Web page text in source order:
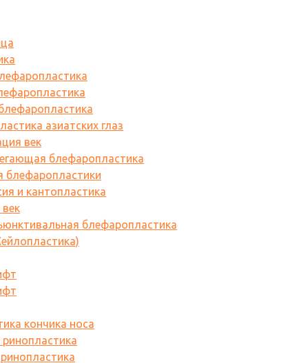
азиатских глаз
век
блефаропластика
блефаропластики
и кантопластика
век
блефаропластика
кончика носа